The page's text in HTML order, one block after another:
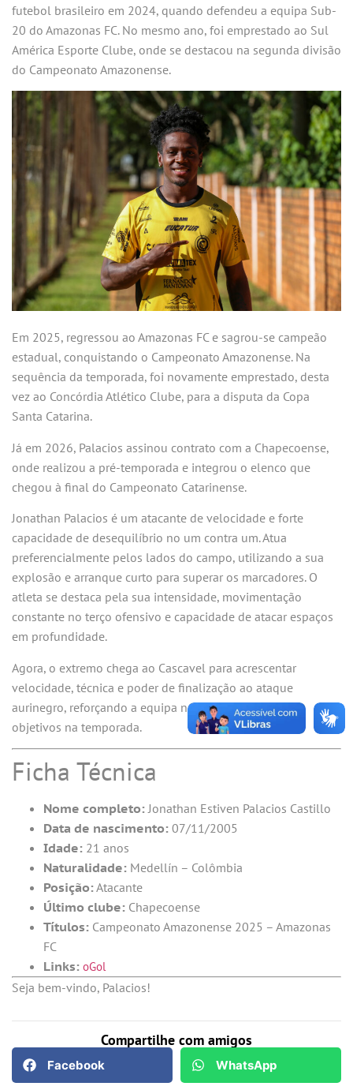
futebol brasileiro em 2024, quando defendeu a equipa Sub-
20 do Amazonas FC. No mesmo ano, foi emprestado ao Sul
América Esporte Clube, onde se destacou na segunda divisão
do Campeonato Amazonense.
Em 2025, regressou ao Amazonas FC e sagrou-se campeão
estadual, conquistando o Campeonato Amazonense. Na
sequência da temporada, foi novamente emprestado, desta
vez ao Concórdia Atlético Clube, para a disputa da Copa
Santa Catarina.
Já em 2026, Palacios assinou contrato com a Chapecoense,
onde realizou a pré-temporada e integrou o elenco que
chegou à final do Campeonato Catarinense.
Jonathan Palacios é um atacante de velocidade e forte
capacidade de desequilíbrio no um contra um. Atua
preferencialmente pelos lados do campo, utilizando a sua
explosão e arranque curto para superar os marcadores. O
atleta se destaca pela sua intensidade, movimentação
constante no terço ofensivo e capacidade de atacar espaços
em profundidade.
Agora, o extremo chega ao Cascavel para acrescentar
velocidade, técnica e poder de finalização ao ataque
aurinegro, reforçando a equipa na busca pelos seus
objetivos na temporada.
Ficha Técnica
Nome completo:Jonathan Estiven Palacios Castillo
Data de nascimento: 07/11/2005
Idade: 21 anos
Naturalidade: Medellín – Colômbia
Posição:Atacante
Último clube: Chapecoense
Títulos: Campeonato Amazonense 2025 – Amazonas
FC
Links: oGol
Seja bem-vindo, Palacios!
Compartilhe com amigos
Facebook WhatsApp